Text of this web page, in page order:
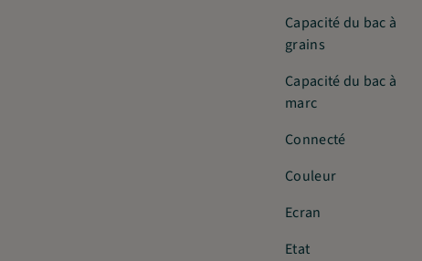
Capacité du bac à
grains
Capacité du bac à
marc
Connecté
Couleur
Ecran
Etat